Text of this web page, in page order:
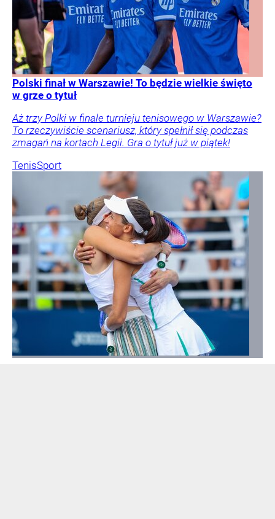
Polski finał w Warszawie! To będzie wielkie święto
w grze o tytuł
Aż trzy Polki w finale turnieju tenisowego w Warszawie?
To rzeczywiście scenariusz, który spełnił się podczas
zmagań na kortach Legii. Gra o tytuł już w piątek!
TenisSport